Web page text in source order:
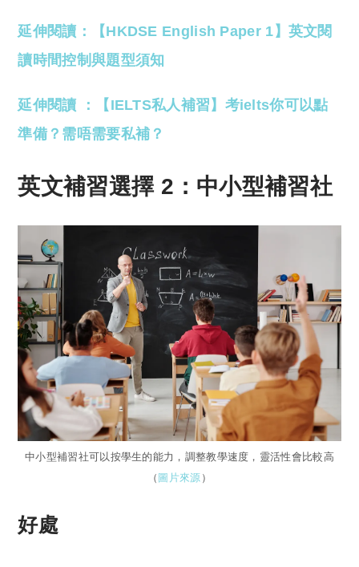
延伸閱讀：【HKDSE English Paper 1】英文閱
讀時間控制與題型須知
延伸閱讀 ：【IELTS私人補習】考ielts你可以點
準備？需唔需要私補？
英文補習選擇 2：中小型補習社
中小型補習社可以按學生的能力，調整教學速度，靈活性會比較高
（ 圖片來源 ）
好處